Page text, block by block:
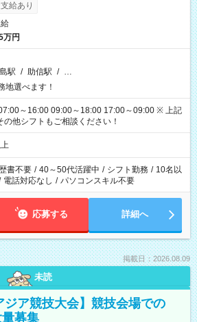
給あり
万円
駅 / 助信駅 / …
選べます！
～16:00 09:00～18:00 17:00～09:00 ※ 上記
の他シフトもご相談ください！
書不要 / 40～50代活躍中 / シフト勤務 / 10名以
電話対応なし / パソコンスキル不要
応募する 詳細へ
掲載日：2026.08.09
未読
ジア競技大会】競技会場での
募集